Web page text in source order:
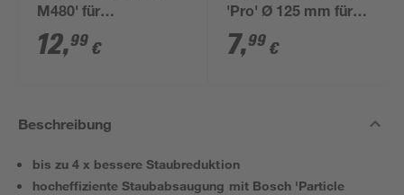
M480' für
Exzenterschleifer Ø
125 mm G 120
12,99 €
'Pro' Ø 125 mm für
Exzenterschleifer 2
Stück
7,99 €
Beschreibung
bis zu 4 x bessere Staubreduktion
hocheffiziente Staubabsaugung mit Bosch 'Particle